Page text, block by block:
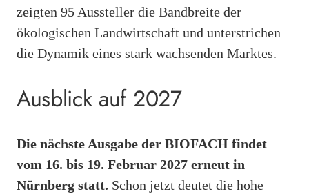
zeigten 95 Aussteller die Bandbreite der
ökologischen Landwirtschaft und unterstrichen
die Dynamik eines stark wachsenden Marktes.
Ausblick auf 2027
Die nächste Ausgabe der BIOFACH findet
vom 16. bis 19. Februar 2027 erneut in
Nürnberg statt. Schon jetzt deutet die hohe